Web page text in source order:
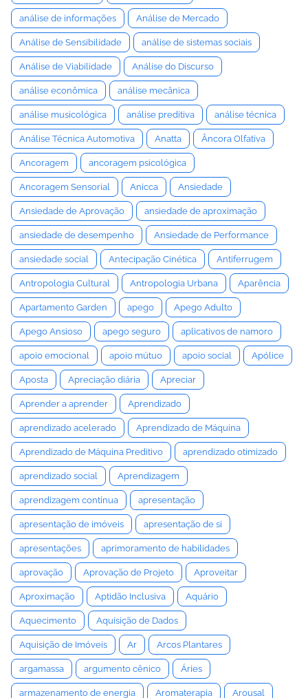
análise de informações Análise de Mercado
Análise de Sensibilidade análise de sistemas sociais
Análise de Viabilidade Análise do Discurso
análise econômica análise mecânica
análise musicológica análise preditiva análise técnica
Análise Técnica Automotiva Anatta Âncora Olfativa
Ancoragem ancoragem psicológica
Ancoragem Sensorial Anicca Ansiedade
Ansiedade de Aprovação ansiedade de aproximação
ansiedade de desempenho Ansiedade de Performance
ansiedade social Antecipação Cinética Antiferrugem
Antropologia Cultural Antropologia Urbana Aparência
Apartamento Garden apego Apego Adulto
Apego Ansioso apego seguro aplicativos de namoro
apoio emocional apoio mútuo apoio social Apólice
Aposta Apreciação diária Apreciar
Aprender a aprender Aprendizado
aprendizado acelerado Aprendizado de Máquina
Aprendizado de Máquina Preditivo aprendizado otimizado
aprendizado social Aprendizagem
aprendizagem contínua apresentação
apresentação de imóveis apresentação de si
apresentações aprimoramento de habilidades
aprovação Aprovação de Projeto Aproveitar
Aproximação Aptidão Inclusiva Aquário
Aquecimento Aquisição de Dados
Aquisição de Imóveis Ar Arcos Plantares
argamassa argumento cênico Áries
armazenamento de energia Aromaterapia Arousal